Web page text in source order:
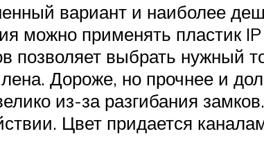
вариант и наиболее
можно применять пластик
позволяет выбрать нужный
Дороже, но прочнее и
из-за разгибания
Цвет придается